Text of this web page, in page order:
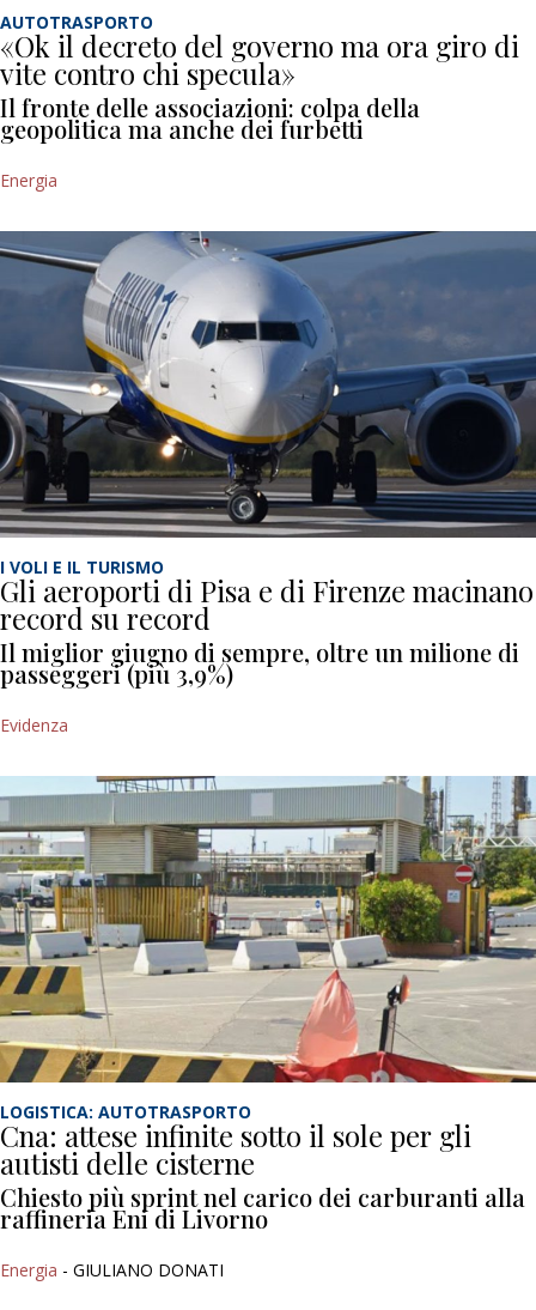
AUTOTRASPORTO
«Ok il decreto del governo ma ora giro di
vite contro chi specula»
Il fronte delle associazioni: colpa della
geopolitica ma anche dei furbetti
Energia
I VOLI E IL TURISMO
Gli aeroporti di Pisa e di Firenze macinano
record su record
Il miglior giugno di sempre, oltre un milione di
passeggeri (più 3,9%)
Evidenza
LOGISTICA: AUTOTRASPORTO
Cna: attese infinite sotto il sole per gli
autisti delle cisterne
Chiesto più sprint nel carico dei carburanti alla
raffineria Eni di Livorno
Energia - GIULIANO DONATI